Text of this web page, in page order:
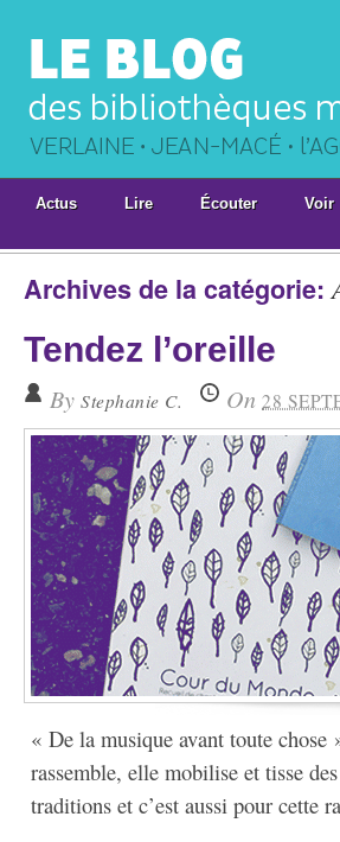
Actus Lire Écouter Voir
Archives de la catégorie:
Tendez l’oreille
By Stephanie C. On 28
« De la musique avant toute
rassemble, elle mobilise et tisse
traditions et c’est aussi pour cette